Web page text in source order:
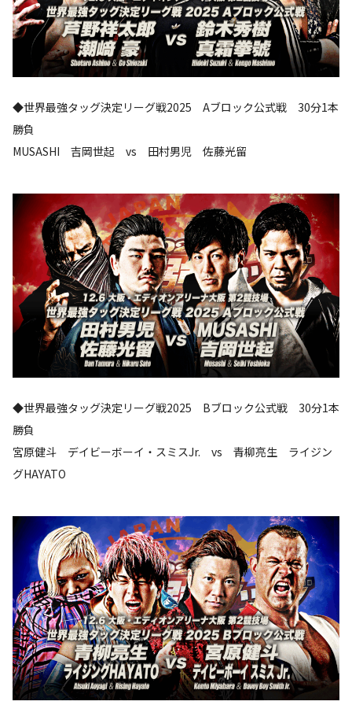
◆世界最強タッグ決定リーグ戦2025 Aブロック公式戦 30分1本
勝負
MUSASHI 吉岡世起 vs 田村男児 佐藤光留
◆世界最強タッグ決定リーグ戦2025 Bブロック公式戦 30分1本
勝負
宮原健斗 デイビーボーイ・スミスJr. vs 青柳亮生 ライジン
グHAYATO